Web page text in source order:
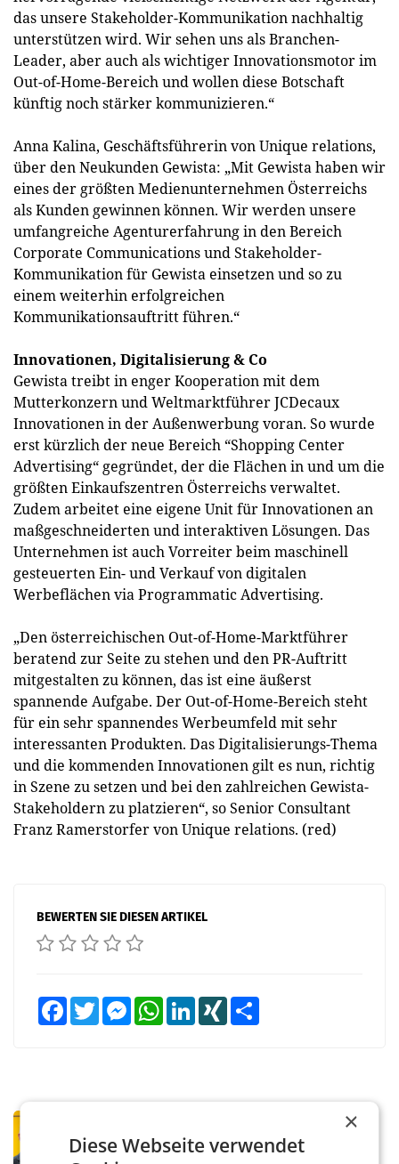
das unsere Stakeholder-Kommunikation nachhaltig
unterstützen wird. Wir sehen uns als Branchen-
Leader, aber auch als wichtiger Innovationsmotor im
Out-of-Home-Bereich und wollen diese Botschaft
künftig noch stärker kommunizieren.“
Anna Kalina, Geschäftsführerin von Unique relations,
über den Neukunden Gewista: „Mit Gewista haben wir
eines der größten Medienunternehmen Österreichs
als Kunden gewinnen können. Wir werden unsere
umfangreiche Agenturerfahrung in den Bereich
Corporate Communications und Stakeholder-
Kommunikation für Gewista einsetzen und so zu
einem weiterhin erfolgreichen
Kommunikationsauftritt führen.“
Innovationen, Digitalisierung & Co
Gewista treibt in enger Kooperation mit dem
Mutterkonzern und Weltmarktführer JCDecaux
Innovationen in der Außenwerbung voran. So wurde
erst kürzlich der neue Bereich “Shopping Center
Advertising“ gegründet, der die Flächen in und um die
größten Einkaufszentren Österreichs verwaltet.
Zudem arbeitet eine eigene Unit für Innovationen an
maßgeschneiderten und interaktiven Lösungen. Das
Unternehmen ist auch Vorreiter beim maschinell
gesteuerten Ein- und Verkauf von digitalen
Werbeflächen via Programmatic Advertising.
„Den österreichischen Out-of-Home-Marktführer
beratend zur Seite zu stehen und den PR-Auftritt
mitgestalten zu können, das ist eine äußerst
spannende Aufgabe. Der Out-of-Home-Bereich steht
für ein sehr spannendes Werbeumfeld mit sehr
interessanten Produkten. Das Digitalisierungs-Thema
und die kommenden Innovationen gilt es nun, richtig
in Szene zu setzen und bei den zahlreichen Gewista-
Stakeholdern zu platzieren“, so Senior Consultant
Franz Ramerstorfer von Unique relations. (red)
BEWERTEN SIE DIESEN ARTIKEL
FacebookTwitter MessengerWhatsAppLinkedInXING
Österreichische Post: Umsatzplus im
×
Diese Webseite verwendet